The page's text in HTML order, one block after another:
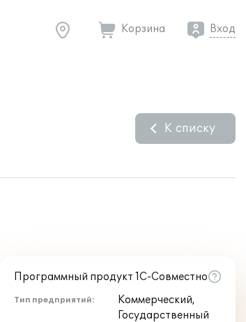
Корзина Вход
К списку
Программный продукт 1С-Совместно
Тип предприятий:
Коммерческий,
Государственный